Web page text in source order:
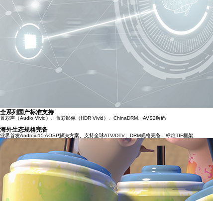
全系列国产标准支持
菁彩声（Audio Vivid）、菁彩影像（HDR Vivid）、ChinaDRM、AVS2解码
海外生态规格完备
业界首发Android15 AOSP解决方案、支持全球ATV/DTV、DRM规格完备、标准TIF框架